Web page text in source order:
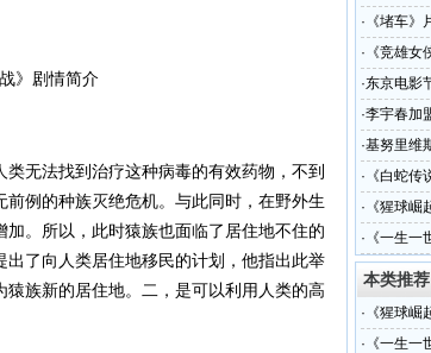
无法找到治疗这种病毒的有效药物，不到
例的种族灭绝危机。与此同时，在野外生
。所以，此时猿族也面临了居住地不住的
了向人类居住地移民的计划，他指出此举
族新的居住地。二，是可以利用人类的高
· 《堵车
· 《竞雄
·东京电影
·李宇春加
·基努里维
· 《白蛇
· 《猩球
· 《一生
奖
本类推荐
· 《猩球
· 《一生